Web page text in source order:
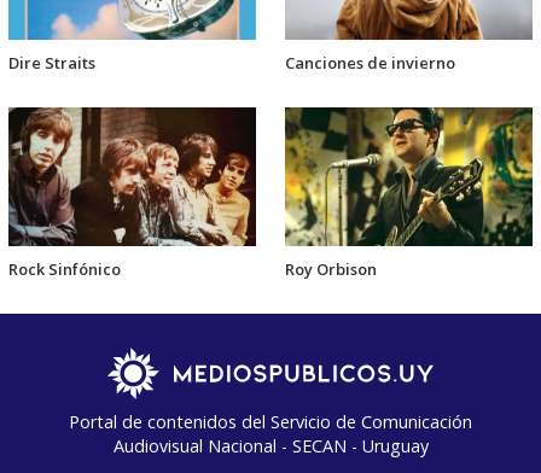
Dire Straits Canciones de invierno
Rock Sinfónico Roy Orbison
Portal de contenidos del Servicio de Comunicación
Audiovisual Nacional - SECAN - Uruguay